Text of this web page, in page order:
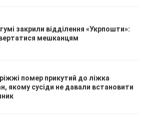
закрили відділення «Укрпошти»:
мешканцям
помер прикутий до ліжка
якому сусіди не давали встановити